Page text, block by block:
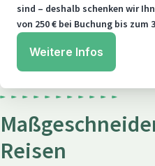
sind – deshalb schenken wir
von 250 € bei Buchung bis zum
Weitere Infos
Reisen